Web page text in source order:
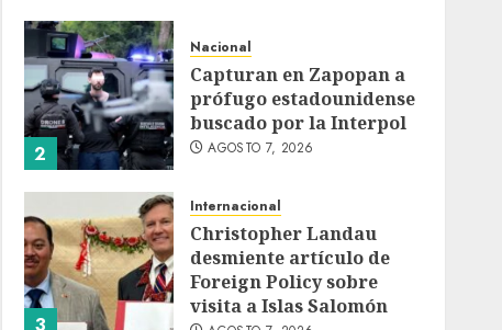
2
Nacional
Capturan en Zapopan a
prófugo estadounidense
buscado por la Interpol
AGOSTO 7, 2026
Internacional
Christopher Landau
desmiente artículo de
Foreign Policy sobre
visita a Islas Salomón